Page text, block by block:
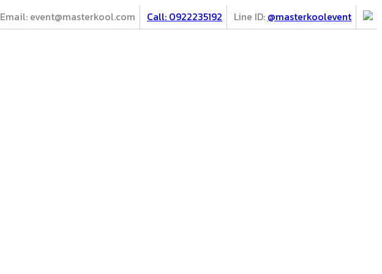
Email: event@masterkool.com Call: 0922235192 Line ID: @masterkoolevent